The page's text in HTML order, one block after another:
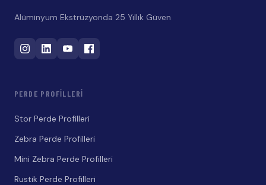
Alüminyum Ekstrüzyonda 25 Yıllık Güven
PERDE PROFILLERI
Stor Perde Profilleri
Zebra Perde Profilleri
Mini Zebra Perde Profilleri
Rustik Perde Profilleri